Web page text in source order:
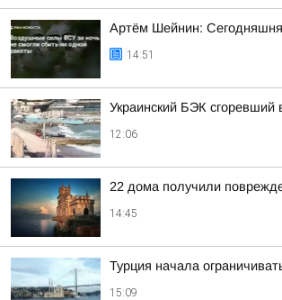
Артём Шейнин:
14:51
Украинский БЭК
12:06
22 дома получили
14:45
Турция начала
15:09